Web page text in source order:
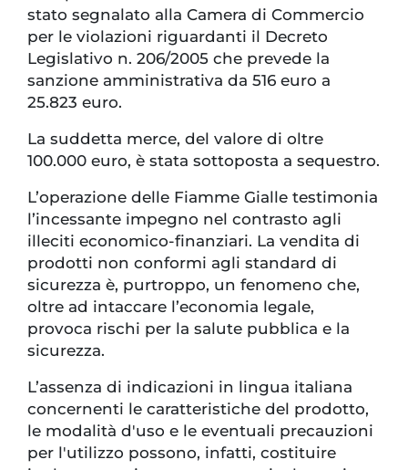
stato segnalato alla Camera di Commercio
per le violazioni riguardanti il Decreto
Legislativo n. 206/2005 che prevede la
sanzione amministrativa da 516 euro a
25.823 euro.
La suddetta merce, del valore di oltre
100.000 euro, è stata sottoposta a sequestro.
L’operazione delle Fiamme Gialle testimonia
l’incessante impegno nel contrasto agli
illeciti economico-finanziari. La vendita di
prodotti non conformi agli standard di
sicurezza è, purtroppo, un fenomeno che,
oltre ad intaccare l’economia legale,
provoca rischi per la salute pubblica e la
sicurezza.
L’assenza di indicazioni in lingua italiana
concernenti le caratteristiche del prodotto,
le modalità d'uso e le eventuali precauzioni
per l'utilizzo possono, infatti, costituire